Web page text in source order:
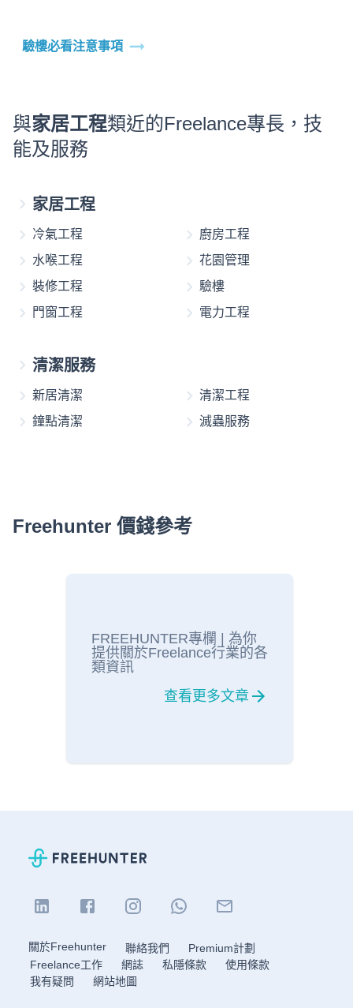
驗樓必看注意事項
與家居工程類近的Freelance專長，技
能及服務
家居工程
冷氣工程
廚房工程
水喉工程
花園管理
裝修工程
驗樓
門窗工程
電力工程
清潔服務
新居清潔
清潔工程
鐘點清潔
滅蟲服務
Freehunter 價錢參考
FREEHUNTER專欄 | 為你
提供關於Freelance行業的各
類資訊
查看更多文章
關於Freehunter 聯絡我們
Premium計劃
Freelance工作
網誌 私隱條款
使用條款
我有疑問
網站地圖